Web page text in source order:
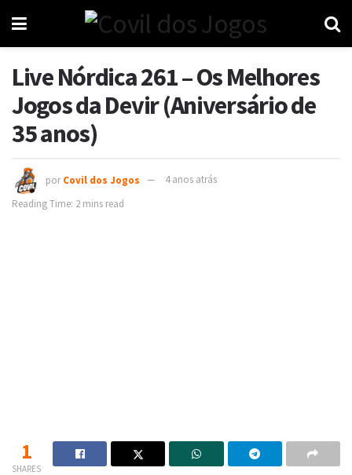
Live Nórdica 261 – Os Melhores
Jogos da Devir (Aniversário de
35 anos)
por Covil dos Jogos
4 anos atrás
Reading Time: 2 mins read
1
SHARES